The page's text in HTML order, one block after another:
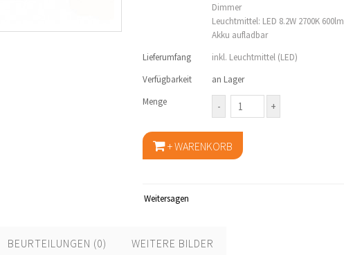
Dimmer
Leuchtmittel: LED 8.2W 2700K 600lm
Akku aufladbar
Lieferumfang
inkl. Leuchtmittel (LED)
Verfügbarkeit
an Lager
Menge
Weitersagen
BEURTEILUNGEN (0) WEITERE BILDER